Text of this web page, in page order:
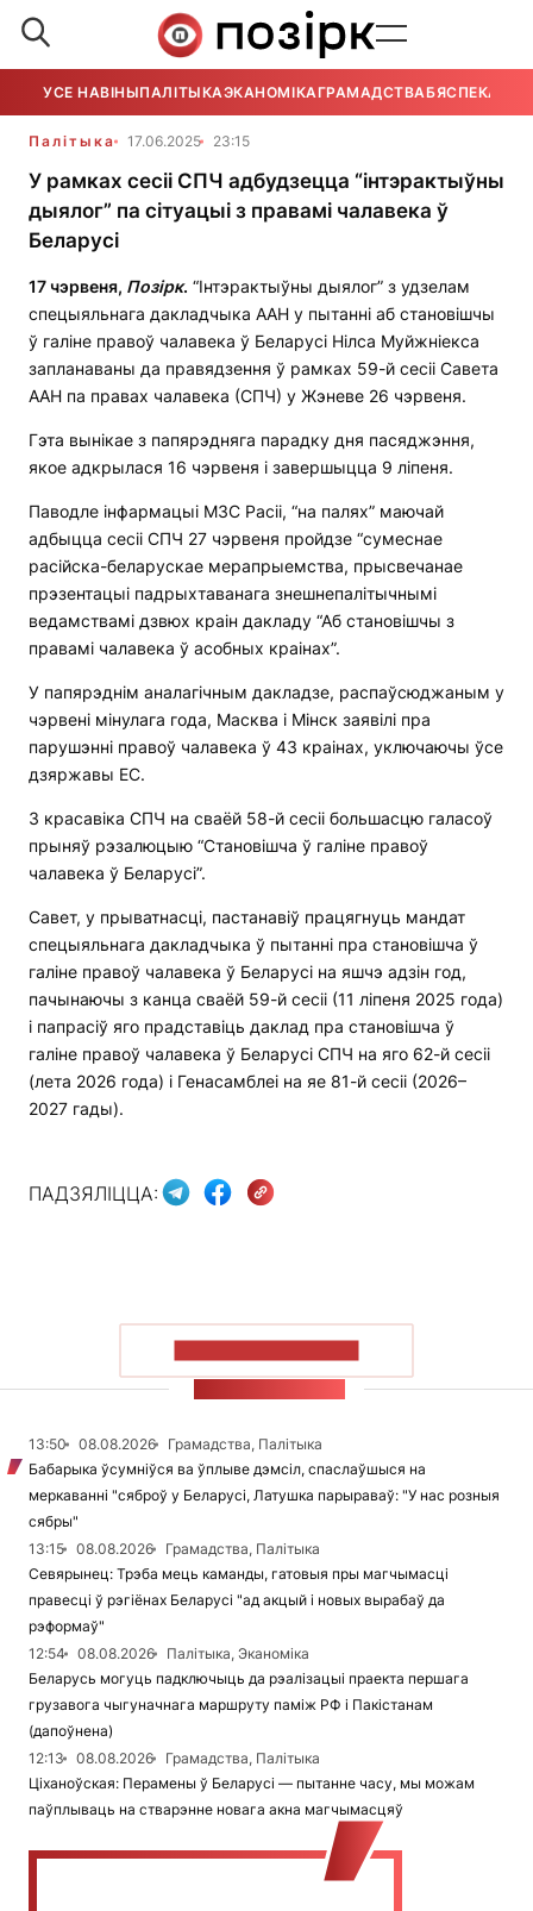
УСЕ НАВІНЫПАЛІТЫКАЭКАНОМІКАГРАМАДСТВАБЯСПЕКА
Палітыка 17.06.2025 23:15
У рамках сесіі СПЧ адбудзецца “інтэрактыўны
дыялог” па сітуацыі з правамі чалавека ў
Беларусі
17 чэрвеня, Позірк. “Інтэрактыўны дыялог” з удзелам
спецыяльнага дакладчыка ААН у пытанні аб становішчы
ў галіне правоў чалавека ў Беларусі Нілса Муйжніекса
запланаваны да правядзення ў рамках 59-й сесіі Савета
ААН па правах чалавека (СПЧ) у Жэневе 26 чэрвеня.
Гэта вынікае з папярэдняга парадку дня пасяджэння,
якое адкрылася 16 чэрвеня і завершыцца 9 ліпеня.
Паводле інфармацыі МЗС Расіі, “на палях” маючай
адбыцца сесіі СПЧ 27 чэрвеня пройдзе “сумеснае
расійска-беларускае мерапрыемства, прысвечанае
прэзентацыі падрыхтаванага знешнепалітычнымі
ведамствамі дзвюх краін дакладу “Аб становішчы з
правамі чалавека ў асобных краінах”.
У папярэднім аналагічным дакладзе, распаўсюджаным у
чэрвені мінулага года, Масква і Мінск заявілі пра
парушэнні правоў чалавека ў 43 краінах, уключаючы ўсе
дзяржавы ЕС.
3 красавіка СПЧ на сваёй 58-й сесіі большасцю галасоў
прыняў рэзалюцыю “Становішча ў галіне правоў
чалавека ў Беларусі”.
Савет, у прыватнасці, пастанавіў працягнуць мандат
спецыяльнага дакладчыка ў пытанні пра становішча ў
галіне правоў чалавека ў Беларусі на яшчэ адзін год,
пачынаючы з канца сваёй 59-й сесіі (11 ліпеня 2025 года)
і папрасіў яго прадставіць даклад пра становішча ў
галіне правоў чалавека ў Беларусі СПЧ на яго 62-й сесіі
(лета 2026 года) і Генасамблеі на яе 81-й сесіі (2026–
2027 гады).
ПАДЗЯЛІЦЦА:
13:50 08.08.2026
Грамадства, Палітыка
Бабарыка ўсумніўся ва ўплыве дэмсіл, спаслаўшыся на
меркаванні "сяброў у Беларусі, Латушка парыраваў: "У нас розныя
сябры"
13:15
08.08.2026
Грамадства, Палітыка
Севярынец: Трэба мець каманды, гатовыя пры магчымасці
правесці ў рэгіёнах Беларусі "ад акцый і новых вырабаў да
рэформаў"
12:54
08.08.2026
Палітыка, Эканоміка
Беларусь могуць падключыць да рэалізацыі праекта першага
грузавога чыгуначнага маршруту паміж РФ і Пакістанам
(дапоўнена)
12:13
08.08.2026
Грамадства, Палітыка
Ціханоўская: Перамены ў Беларусі — пытанне часу, мы можам
паўплываць на стварэнне новага акна магчымасцяў